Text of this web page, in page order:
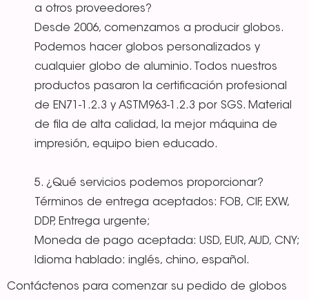
a otros proveedores?
Desde 2006, comenzamos a producir globos.
Podemos hacer globos personalizados y
cualquier globo de aluminio. Todos nuestros
productos pasaron la certificación profesional
de EN71-1.2.3 y ASTM963-1.2.3 por SGS. Material
de fila de alta calidad, la mejor máquina de
impresión, equipo bien educado.
5. ¿Qué servicios podemos proporcionar?
Términos de entrega aceptados: FOB, CIF, EXW,
DDP, Entrega urgente;
Moneda de pago aceptada: USD, EUR, AUD, CNY;
Idioma hablado: inglés, chino, español.
Contáctenos para comenzar su pedido de globos